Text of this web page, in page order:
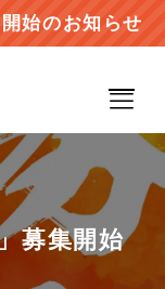
お知らせ
募集開始